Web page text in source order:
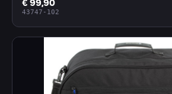
€ 99,90
43747-102